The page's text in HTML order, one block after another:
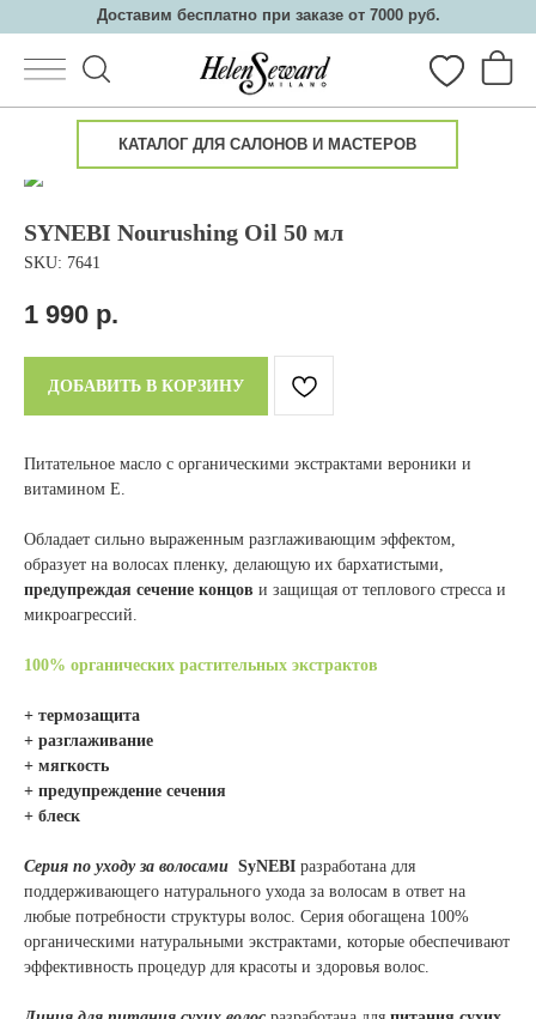
Доставим бесплатно при заказе от 7000 руб.
КАТАЛОГ ДЛЯ САЛОНОВ И МАСТЕРОВ
SYNEBI Nourushing Oil 50 мл
SKU: 7641
1 990 р.
ДОБАВИТЬ В КОРЗИНУ
Питательное масло с органическими экстрактами вероники и
витамином Е.
Обладает сильно выраженным разглаживающим эффектом,
образует на волосах пленку, делающую их бархатистыми,
предупреждая сечение концов и защищая от теплового стресса и
микроагрессий.
100% органических растительных экстрактов
+ термозащита
+ разглаживание
+ мягкость
+ предупреждение сечения
+ блеск
Серия по уходу за волосами SyNEBI разработана для
поддерживающего натурального ухода за волосам в ответ на
любые потребности структуры волос. Серия обогащена 100%
органическими натуральными экстрактами, которые обеспечивают
эффективность процедур для красоты и здоровья волос.